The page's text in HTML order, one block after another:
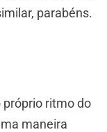
parabéns.
próprio ritmo do
maneira